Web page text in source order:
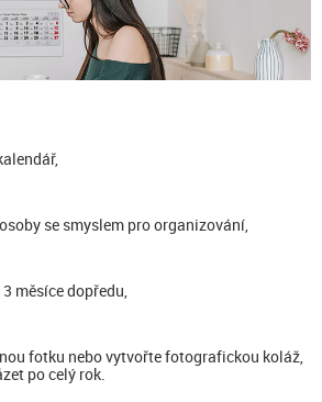
se smyslem pro organizování,
měsíce dopředu,
fotku nebo vytvořte fotografickou koláž,
po celý rok.